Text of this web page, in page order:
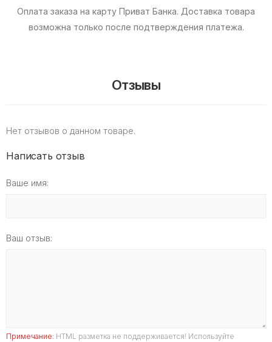
Оплата заказа на карту Приват Банка. Доставка товара
возможна только после подтверждения платежа.
Отзывы
Нет отзывов о данном товаре.
Написать отзыв
Ваше имя:
Ваш отзыв:
Примечание: HTML разметка не поддерживается! Используйте